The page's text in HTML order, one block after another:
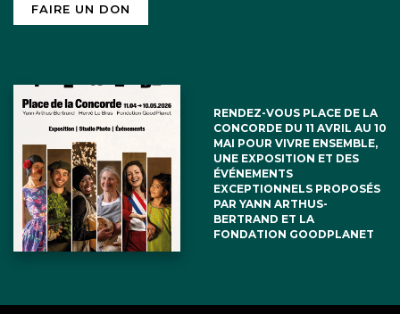
FAIRE UN DON
RENDEZ-VOUS PLACE DE LA
CONCORDE DU 11 AVRIL AU 10
MAI POUR VIVRE ENSEMBLE,
UNE EXPOSITION ET DES
ÉVÉNEMENTS
EXCEPTIONNELS PROPOSÉS
PAR YANN ARTHUS-
BERTRAND ET LA
FONDATION GOODPLANET